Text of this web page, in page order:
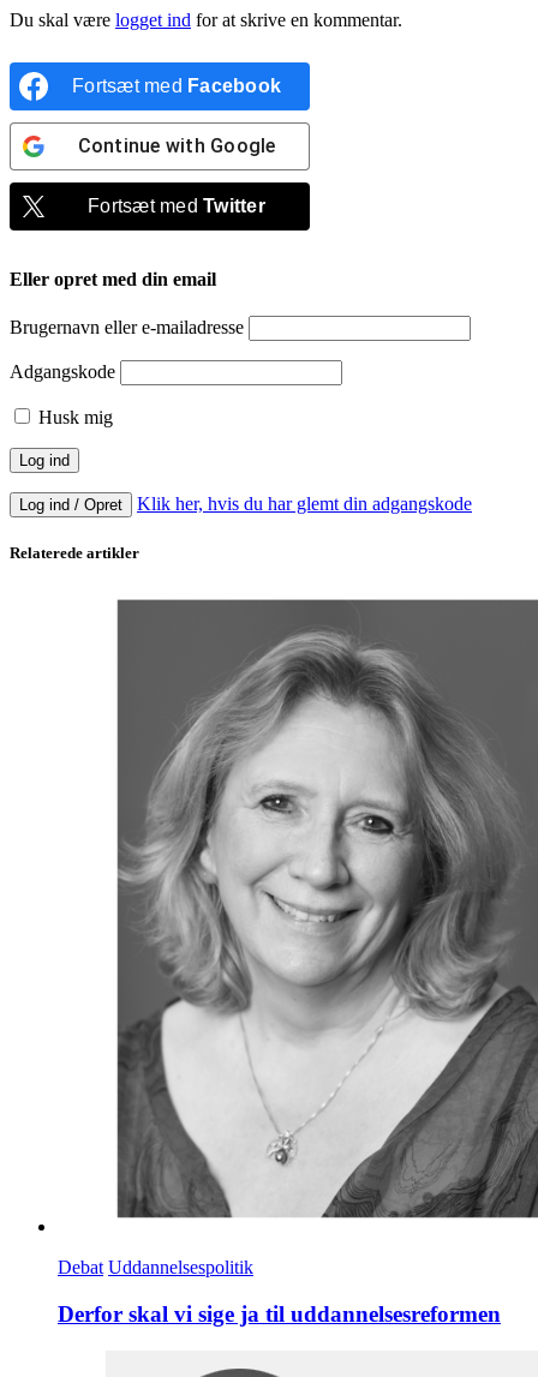
Du skal være logget ind for at skrive en kommentar.
Fortsæt med Facebook
Continue with Google
Fortsæt medTwitter
Eller opret med din email
Brugernavn eller e-mailadresse
Adgangskode
Husk mig
Log ind / Opret Klik her, hvis du har glemt din adgangskode
Relaterede artikler
Debat Uddannelsespolitik
Derfor skal vi sige ja til uddannelsesreformen